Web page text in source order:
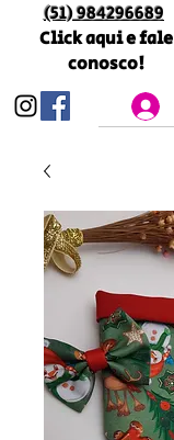
(51) 984296689
Click aqui e fale
conosco!